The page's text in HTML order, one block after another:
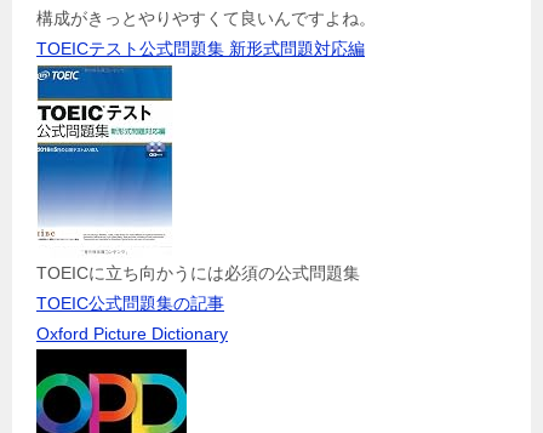
構成がきっとやりやすくて良いんですよね。
TOEICテスト公式問題集 新形式問題対応編
TOEICに立ち向かうには必須の公式問題集
TOEIC公式問題集の記事
Oxford Picture Dictionary